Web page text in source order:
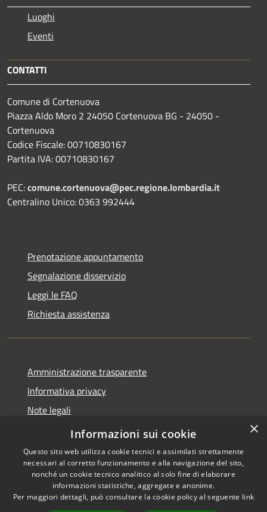
Luoghi
Eventi
CONTATTI
Comune di Cortenuova
Piazza Aldo Moro 2 24050 Cortenuova BG - 24050 -
Cortenuova
Codice Fiscale: 00710830167
Partita IVA: 00710830167
PEC:comune.cortenuova@pec.regione.lombardia.it
Centralino Unico: 0363 992444
Prenotazione appuntamento
Segnalazione disservizio
Leggi le FAQ
Richiesta assistenza
Amministrazione trasparente
Informativa privacy
Note legali
Dichiarazione di accessibilità
Accessibilità
Copyright © 2026 • Comune di
Cortenuova • Powered by
×
Informazioni sui cookie
Questo sito web utilizza cookie tecnici e assimilati strettamente
necessari al corretto funzionamento e alla navigazione del sito,
nonché un cookie tecnico analitico al solo fine di elaborare
informazioni statistiche, aggregate e anonime.
Per maggiori dettagli, può consultare la cookie policy al seguente link